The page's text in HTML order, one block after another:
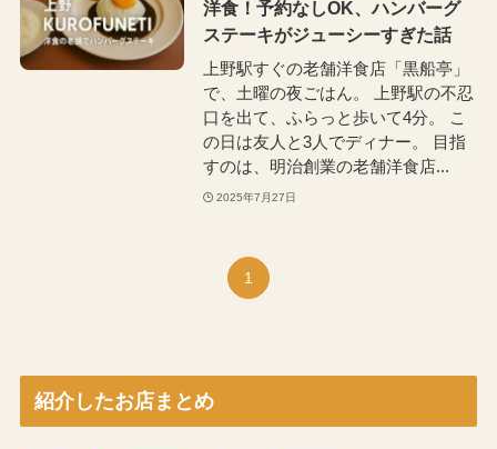
洋食！予約なしOK、ハンバーグ
ステーキがジューシーすぎた話
上野駅すぐの老舗洋食店「黒船亭」
で、土曜の夜ごはん。 上野駅の不忍
口を出て、ふらっと歩いて4分。 こ
の日は友人と3人でディナー。 目指
すのは、明治創業の老舗洋食店...
2025年7月27日
1
紹介したお店まとめ